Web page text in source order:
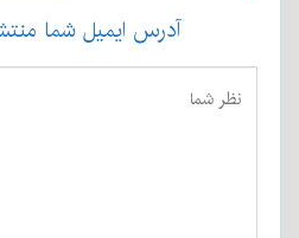
آدرس ایمیل شما